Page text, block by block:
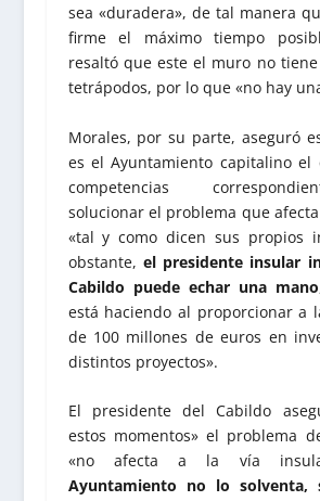
sea «duradera», de tal manera
firme el máximo tiempo
resaltó que este el muro no
tetrápodos, por lo que «no hay
Morales, por su parte, aseguró
es el Ayuntamiento capitalino el
competencias
solucionar el problema que
«tal y como dicen sus propios
obstante, el presidente insular
Cabildo puede echar una mano
está haciendo al proporcionar a
de 100 millones de euros en
distintos proyectos».
El presidente del Cabildo
estos momentos» el problema
«no afecta a la vía
Ayuntamiento no lo solventa,